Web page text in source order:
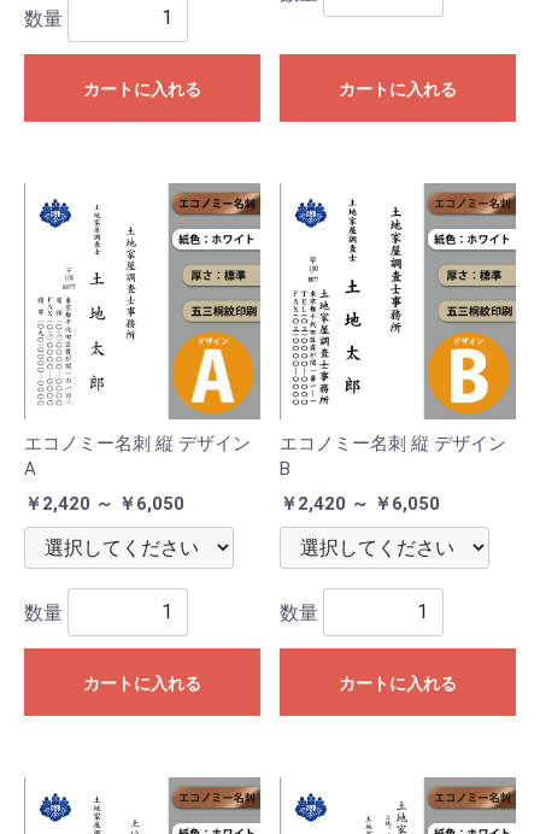
数量
カートに入れる カートに入れる
エコノミー名刺 縦 デザイン
A
￥2,420 ～ ￥6,050
数量
カートに入れる
エコノミー名刺 縦 デザイン
B
￥2,420 ～ ￥6,050
数量
カートに入れる